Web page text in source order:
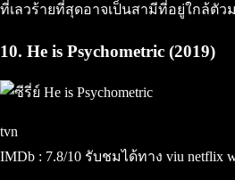
ที่เลวร้ายที่สุดอาจเป็นสามีที่อยู่ใกล้ตัว
10. He is Psychometric (2019)
tvn
IMDb : 7.8/10 รับชมได้ทาง viu netflix